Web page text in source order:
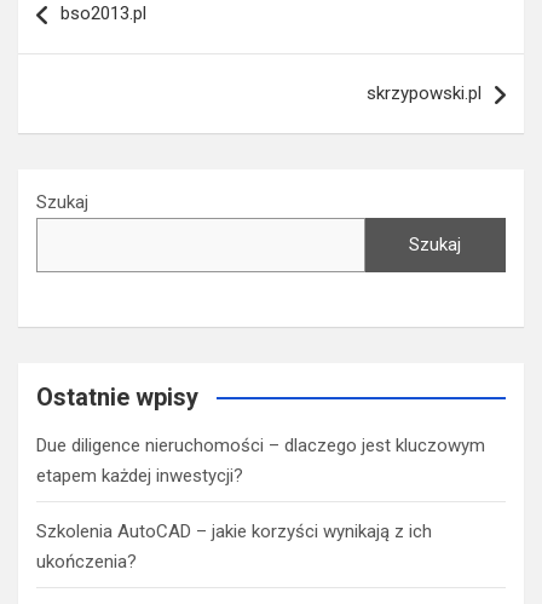
wpisu
bso2013.pl
skrzypowski.pl
Szukaj
Szukaj
Ostatnie wpisy
Due diligence nieruchomości – dlaczego jest kluczowym
etapem każdej inwestycji?
Szkolenia AutoCAD – jakie korzyści wynikają z ich
ukończenia?